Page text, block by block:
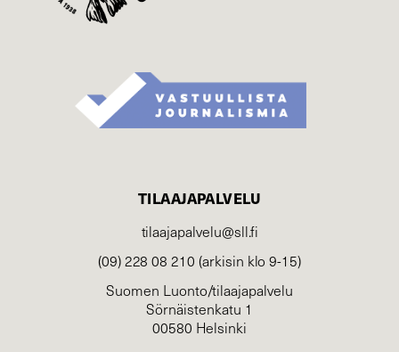
TILAAJAPALVELU
tilaajapalvelu@sll.fi
(09) 228 08 210 (arkisin klo 9-15)
Suomen Luonto/tilaajapalvelu
Sörnäistenkatu 1
00580 Helsinki